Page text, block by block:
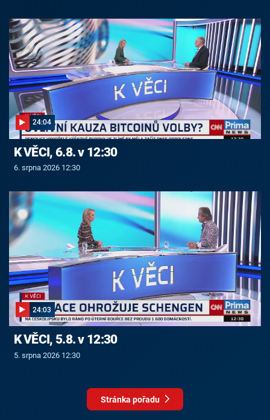
24:04
K VĚCI, 6.8. v 12:30
6. srpna 2026 12:30
24:03
K VĚCI, 5.8. v 12:30
5. srpna 2026 12:30
Stránka pořadu